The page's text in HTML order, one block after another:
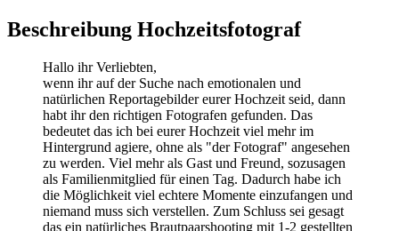
Beschreibung Hochzeitsfotograf
Hallo ihr Verliebten,
wenn ihr auf der Suche nach emotionalen und
natürlichen Reportagebilder eurer Hochzeit seid, dann
habt ihr den richtigen Fotografen gefunden. Das
bedeutet das ich bei eurer Hochzeit viel mehr im
Hintergrund agiere, ohne als "der Fotograf" angesehen
zu werden. Viel mehr als Gast und Freund, sozusagen
als Familienmitglied für einen Tag. Dadurch habe ich
die Möglichkeit viel echtere Momente einzufangen und
niemand muss sich verstellen. Zum Schluss sei gesagt
das ein natürliches Brautpaarshooting mit 1-2 gestellten